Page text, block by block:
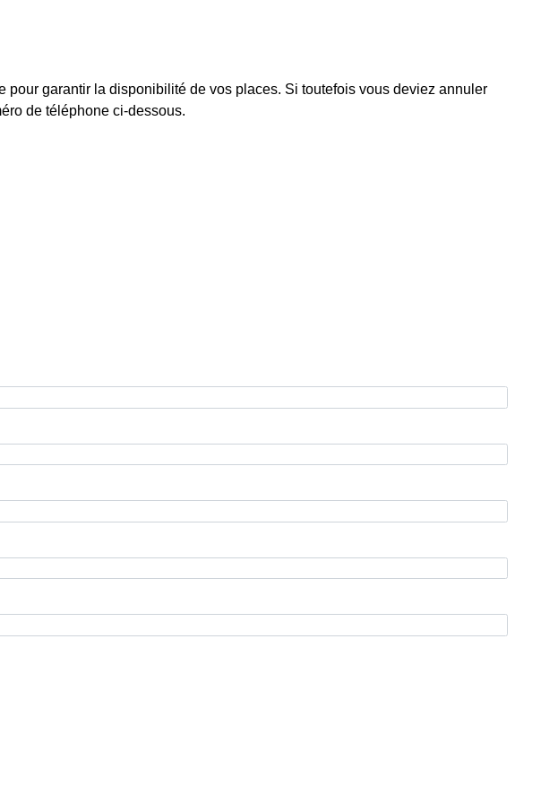
pour garantir la disponibilité de vos places. Si toutefois vous deviez annuler
de téléphone ci-dessous.